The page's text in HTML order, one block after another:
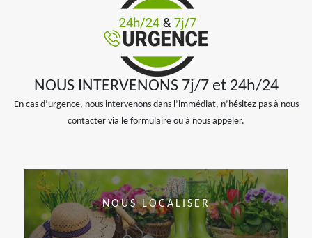
NOUS INTERVENONS 7j/7 et 24h/24
En cas d’urgence, nous intervenons dans l’immédiat, n’hésitez pas à nous
contacter via le formulaire ou à nous appeler.
NOUS LOCALISER